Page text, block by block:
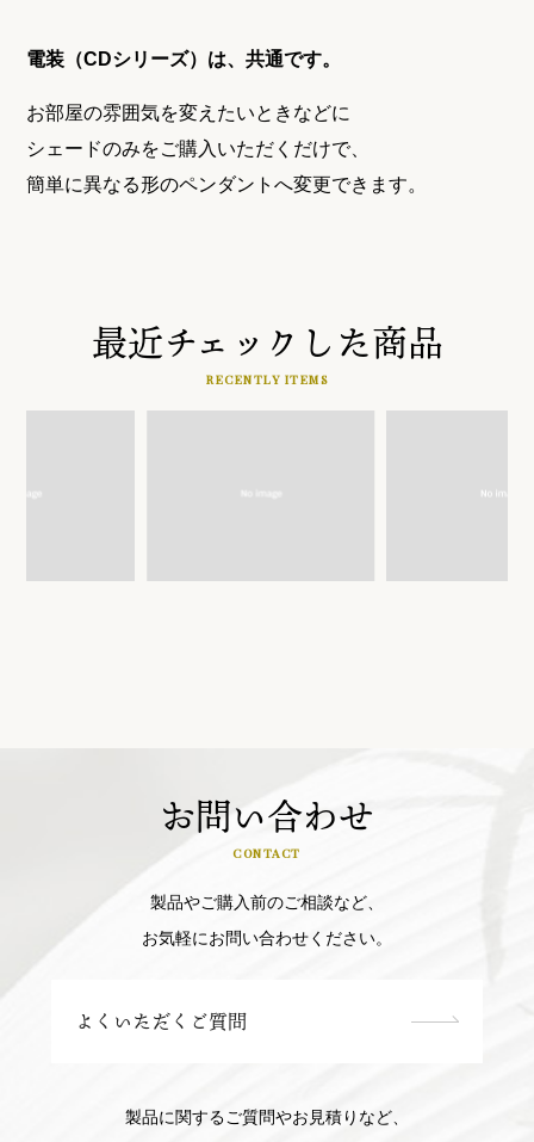
電装（CDシリーズ）は、共通です。
お部屋の雰囲気を変えたいときなどに
シェードのみをご購入いただくだけで、
簡単に異なる形のペンダントへ変更できます。
最近チェックした商品
RECENTLY ITEMS
お問い合わせ
CONTACT
製品やご購入前のご相談など、
お気軽にお問い合わせください。
よくいただくご質問
製品に関するご質問やお見積りなど、